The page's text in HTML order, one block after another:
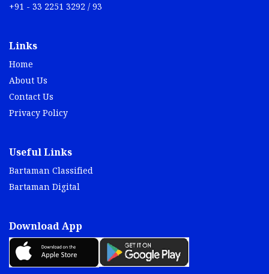
+91 - 33 2251 3292 / 93
Links
Home
About Us
Contact Us
Privacy Policy
Useful Links
Bartaman Classified
Bartaman Digital
Download App